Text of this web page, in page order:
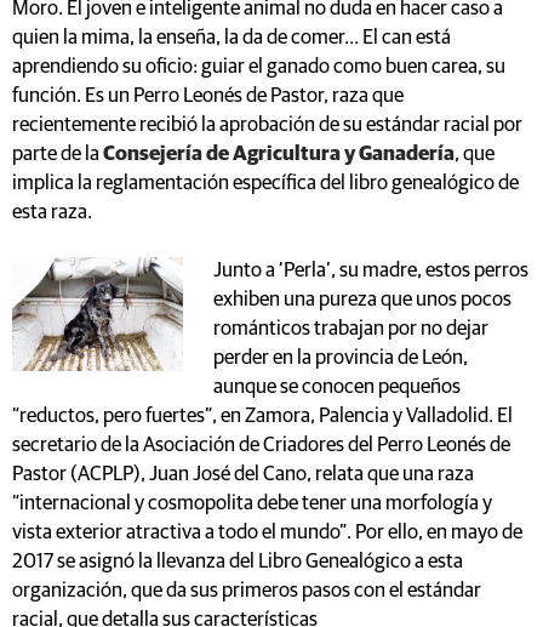
Moro. El joven e inteligente animal no duda en hacer caso a
quien la mima, la enseña, la da de comer… El can está
aprendiendo su oficio: guiar el ganado como buen carea, su
función. Es un Perro Leonés de Pastor, raza que
recientemente recibió la aprobación de su estándar racial por
parte de la Consejería de Agricultura y Ganadería, que
implica la reglamentación específica del libro genealógico de
esta raza.
Junto a ‘Perla’, su madre, estos perros
exhiben una pureza que unos pocos
románticos trabajan por no dejar
perder en la provincia de León,
aunque se conocen pequeños
“reductos, pero fuertes”, en Zamora, Palencia y Valladolid. El
secretario de la Asociación de Criadores del Perro Leonés de
Pastor (ACPLP), Juan José del Cano, relata que una raza
“internacional y cosmopolita debe tener una morfología y
vista exterior atractiva a todo el mundo”. Por ello, en mayo de
2017 se asignó la llevanza del Libro Genealógico a esta
organización, que da sus primeros pasos con el estándar
racial, que detalla sus características